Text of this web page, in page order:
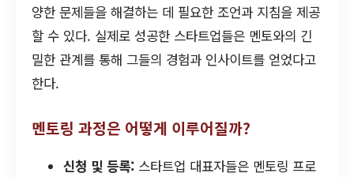
양한 문제들을 해결하는 데 필요한 조언과 지침을 제공
할 수 있다. 실제로 성공한 스타트업들은 멘토와의 긴
밀한 관계를 통해 그들의 경험과 인사이트를 얻었다고
한다.
멘토링 과정은 어떻게 이루어질까?
신청 및 등록: 스타트업 대표자들은 멘토링 프로